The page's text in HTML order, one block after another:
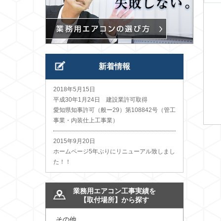
新着情報
2018年5月15日
平成30年1月24日 建設業許可取得
愛知県知事許可（般ー29）第108842号（管工
事業・内装仕上工事業）
2015年9月20日
ホームページ5年ぶりにリニューアル致しまし
た！！
業務用エアコン工事実績を
【取付場所】から探す